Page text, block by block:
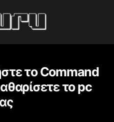
το Command
το pc